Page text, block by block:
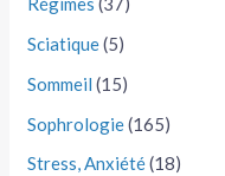
Sciatique(5)
Sommeil (15)
Sophrologie(165)
Stress, Anxiété(18)